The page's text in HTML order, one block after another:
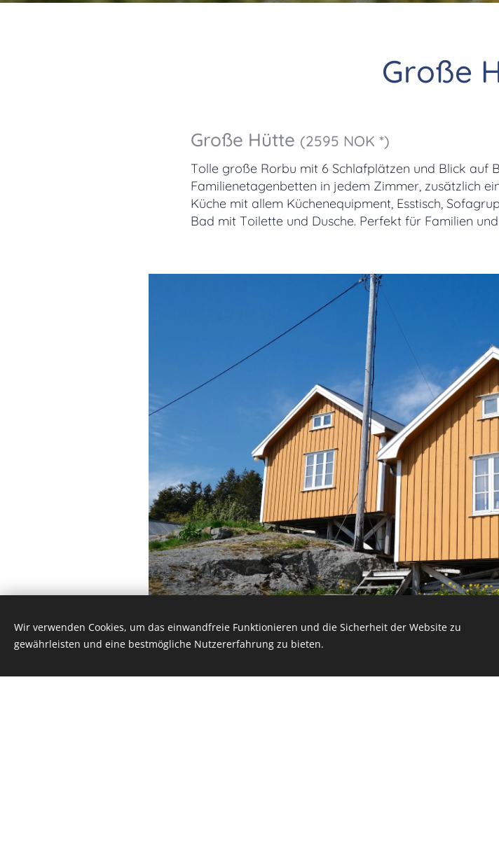
Große
Große Hütte (2595 NOK *)
Tolle große Rorbu mit 6 Schlafplätzen und Blick auf
Familienetagenbetten in jedem Zimmer, zusätzlich
Küche mit allem Küchenequipment, Esstisch,
Bad mit Toilette und Dusche. Perfekt für Familien
Wir verwenden Cookies, um das einwandfreie Funktionieren und die Sicherheit der Website zu
gewährleisten und eine bestmögliche Nutzererfahrung zu bieten.